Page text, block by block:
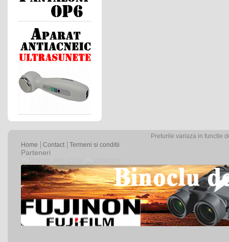
Preturile variaza in functie
Home
Contact Termeni si conditii
Parteneri